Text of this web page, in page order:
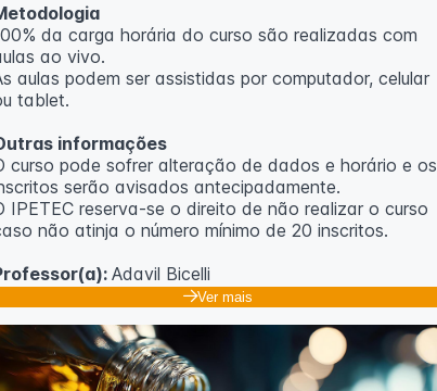
da carga horária do curso são realizadas com
ao vivo.
aulas podem ser assistidas por computador, celular
tablet.
informações
curso pode sofrer alteração de dados e horário e os
serão avisados ​​antecipadamente.
IPETEC reserva-se o direito de não realizar o curso
não atinja o número mínimo de 20 inscritos.
Adavil Bicelli
Ver mais